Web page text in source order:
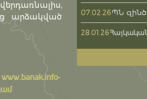
արձակված
www.banak.info-
07.02.26ՊՆ
28.01.26